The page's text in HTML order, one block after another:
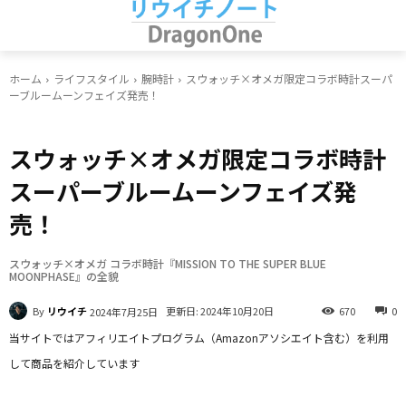
ホーム ライフスタイル 腕時計
スウォッチ×オメガ限定コラボ時計スーパ
ーブルームーンフェイズ発売！
スウォッチ×オメガ限定コラボ時計
スーパーブルームーンフェイズ発
売！
スウォッチ×オメガ コラボ時計『MISSION TO THE SUPER BLUE
MOONPHASE』の全貌
By リウイチ2024年7月25日 更新日:2024年10月20日 0
670
当サイトではアフィリエイトプログラム（Amazonアソシエイト含む）を利用
して商品を紹介しています